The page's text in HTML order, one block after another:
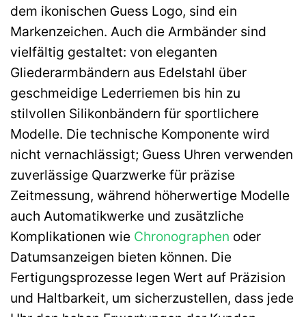
dem ikonischen Guess Logo, sind ein
Markenzeichen. Auch die Armbänder sind
vielfältig gestaltet: von eleganten
Gliederarmbändern aus Edelstahl über
geschmeidige Lederriemen bis hin zu
stilvollen Silikonbändern für sportlichere
Modelle. Die technische Komponente wird
nicht vernachlässigt; Guess Uhren verwenden
zuverlässige Quarzwerke für präzise
Zeitmessung, während höherwertige Modelle
auch Automatikwerke und zusätzliche
Komplikationen wie Chronographen oder
Datumsanzeigen bieten können. Die
Fertigungsprozesse legen Wert auf Präzision
und Haltbarkeit, um sicherzustellen, dass jede